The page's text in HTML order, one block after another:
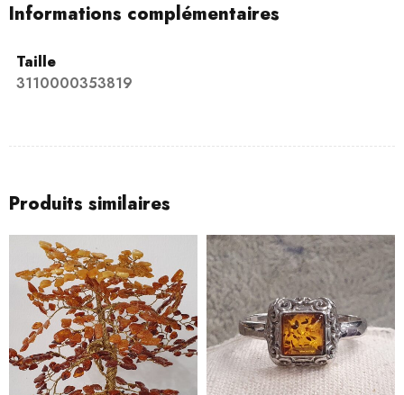
Informations complémentaires
Taille
3110000353819
Produits similaires